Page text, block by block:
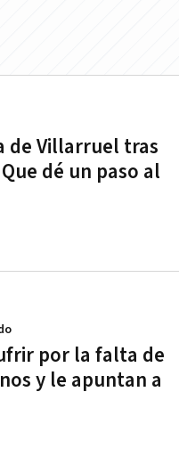
de Villarruel tras
dé un paso al
por la falta de
y le apuntan a